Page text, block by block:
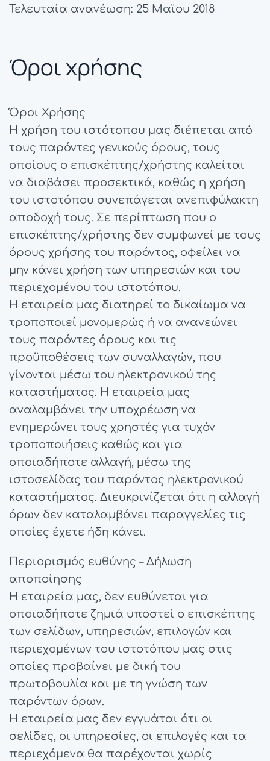
Τελευταία ανανέωση: 25 Μαϊου 2018
Όροι χρήσης
Όροι Χρήσης
Η χρήση του ιστότοπου μας διέπεται από
τους παρόντες γενικούς όρους, τους
οποίους ο επισκέπτης/χρήστης καλείται
να διαβάσει προσεκτικά, καθώς η χρήση
του ιστοτόπου συνεπάγεται ανεπιφύλακτη
αποδοχή τους. Σε περίπτωση που ο
επισκέπτης/χρήστης δεν συμφωνεί με τους
όρους χρήσης του παρόντος, οφείλει να
μην κάνει χρήση των υπηρεσιών και του
περιεχομένου του ιστοτόπου.
Η εταιρεία μας διατηρεί το δικαίωμα να
τροποποιεί μονομερώς ή να ανανεώνει
τους παρόντες όρους και τις
προϋποθέσεις των συναλλαγών, που
γίνονται μέσω του ηλεκτρονικού της
καταστήματος. Η εταιρεία μας
αναλαμβάνει την υποχρέωση να
ενημερώνει τους χρηστές για τυχόν
τροποποιήσεις καθώς και για
οποιαδήποτε αλλαγή, μέσω της
ιστοσελίδας του παρόντος ηλεκτρονικού
καταστήματος. Διευκρινίζεται ότι η αλλαγή
όρων δεν καταλαμβάνει παραγγελίες τις
οποίες έχετε ήδη κάνει.
Περιορισμός ευθύνης – Δήλωση
αποποίησης
Η εταιρεία μας, δεν ευθύνεται για
οποιαδήποτε ζημιά υποστεί ο επισκέπτης
των σελίδων, υπηρεσιών, επιλογών και
περιεχομένων του ιστοτόπου μας στις
οποίες προβαίνει με δική του
πρωτοβουλία και με τη γνώση των
παρόντων όρων.
Η εταιρεία μας δεν εγγυάται ότι οι
σελίδες, οι υπηρεσίες, οι επιλογές και τα
περιεχόμενα θα παρέχονται χωρίς